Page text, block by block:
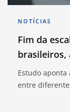
NOTÍCIAS
Fim da
brasileiros,
Estudo aponta
entre